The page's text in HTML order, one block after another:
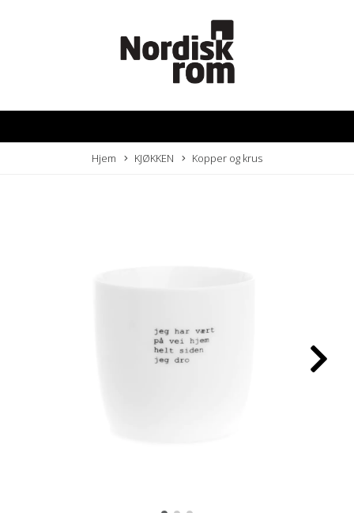
Hjem KJØKKEN Kopper og krus